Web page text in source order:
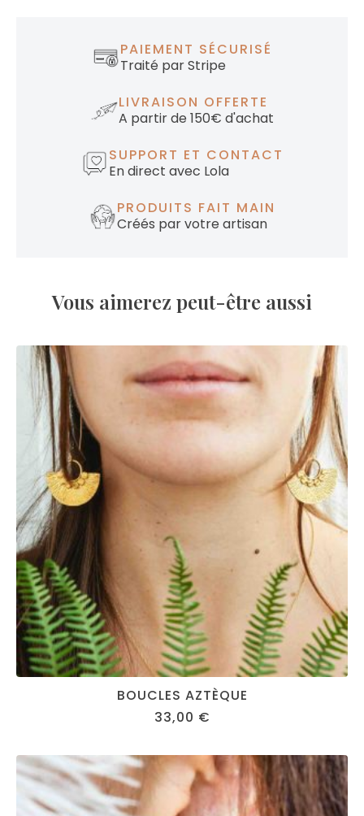
PAIEMENT SÉCURISÉ
Traité par Stripe
LIVRAISON OFFERTE
A partir de 150€ d'achat
SUPPORT ET CONTACT
En direct avec Lola
PRODUITS FAIT MAIN
Créés par votre artisan
Vous aimerez peut-être aussi
BOUCLES AZTÈQUE
33,00 €